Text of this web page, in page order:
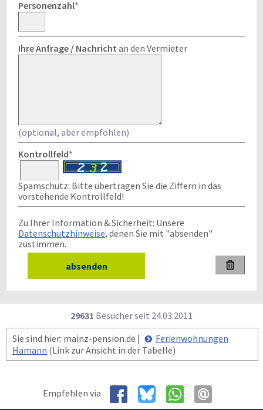
Personenzahl*
Ihre Anfrage / Nachricht an den Vermieter
(optional, aber empfohlen)
Kontrollfeld*
Spamschutz: Bitte übertragen Sie die Ziffern in das
vorstehende Kontrollfeld!
Zu Ihrer Information & Sicherheit: Unsere
Datenschutzhinweise, denen Sie mit "absenden"
zustimmen.

29631 Besucher seit 24.03.2011
Sie sind hier: mainz-pension.de |
Ferienwohnungen
Hamann (Link zur Ansicht in der Tabelle)
Empfehlen via